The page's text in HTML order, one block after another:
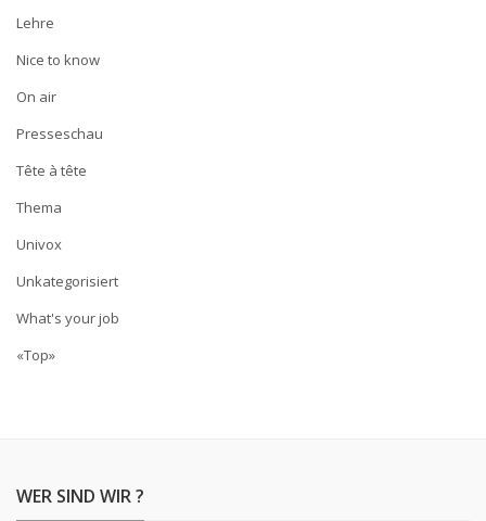
Lehre
Nice to know
On air
Presseschau
Tête à tête
Thema
Univox
Unkategorisiert
What's your job
«Top»
WER SIND WIR ?